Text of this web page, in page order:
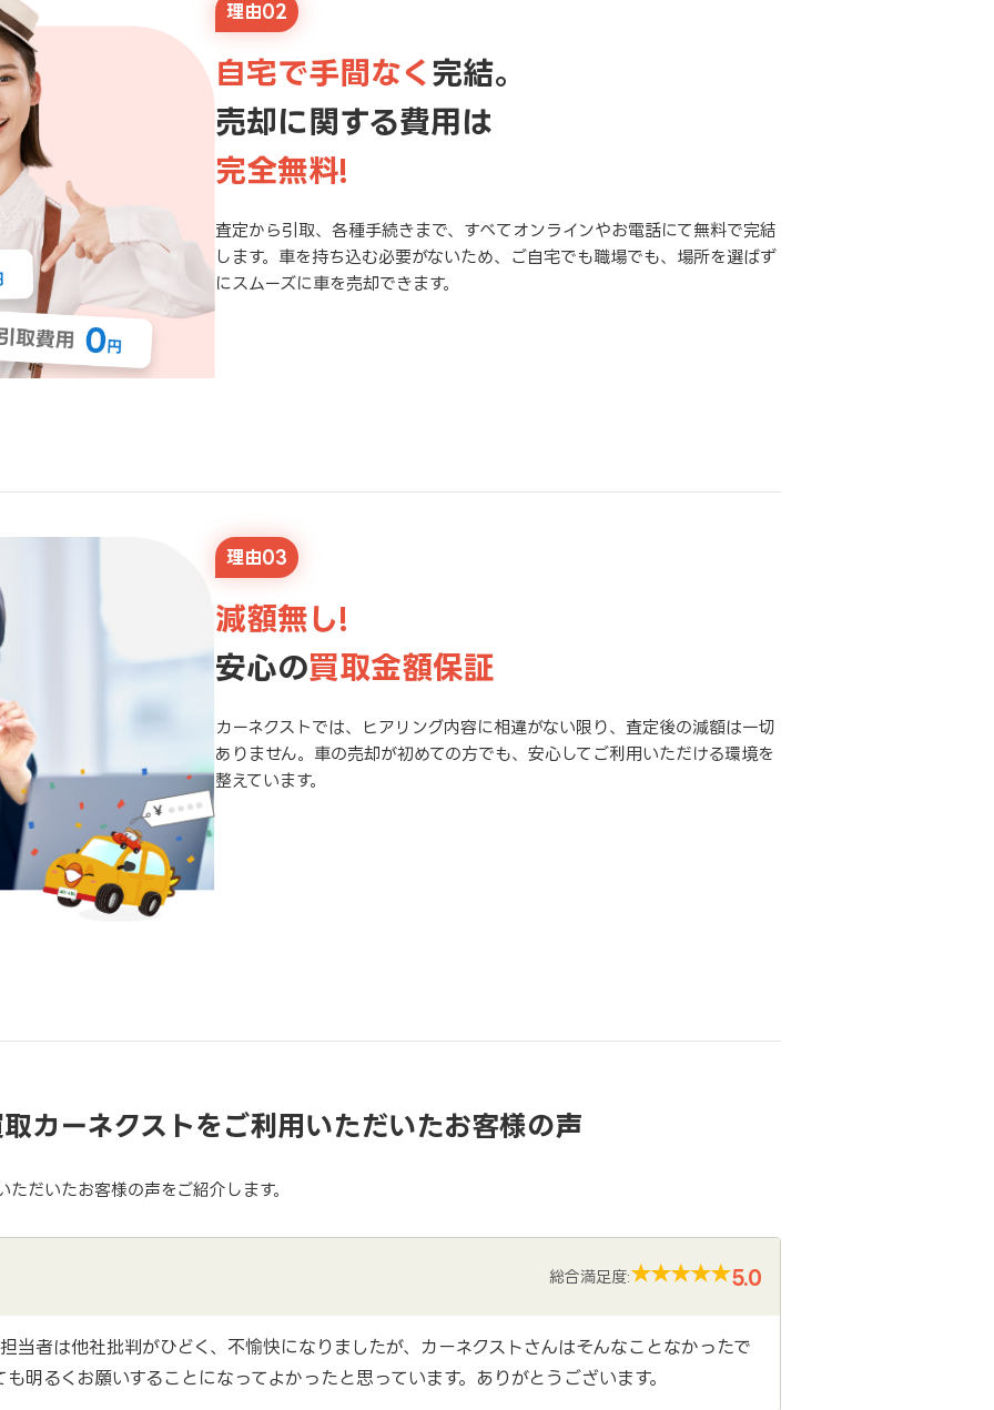
理由02
自宅で手間なく 完結。
売却に関する費用は
完全無料!
査定から引取、各種手続きまで、すべてオンラインやお電話にて無料で完結
します。車を持ち込む必要がないため、ご自宅でも職場でも、場所を選ばず
にスムーズに車を売却できます。
理由03
減額無し!
安心の買取金額保証
カーネクストでは、ヒアリング内容に相違がない限り、査定後の減額は一切
ありません。車の売却が初めての方でも、安心してご利用いただける環境を
整えています。
カーネクストをご利用いただいたお客様の声
だいたお客様の声をご紹介します。
総合満足度: 5.0
当者は他社批判がひどく、不愉快になりましたが、カーネクストさんはそんなことなかったで
明るくお願いすることになってよかったと思っています。ありがとうございます。